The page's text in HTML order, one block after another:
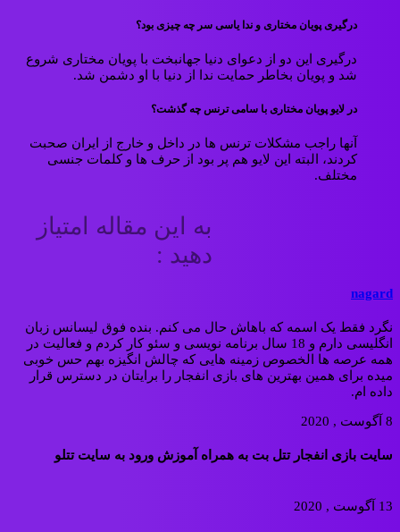
درگیری پویان مختاری و ندا یاسی سر چه چیزی بود؟
درگیری این دو از دعوای دنیا جهانبخت با پویان مختاری شروع
شد و پویان بخاطر حمایت ندا از دنیا با او دشمن شد.
در لایو پویان مختاری با سامی ترنس چه گذشت؟
آنها راجب مشکلات ترنس ها در داخل و خارج از ایران صحبت
کردند، البته این لایو هم پر بود از حرف ها و کلمات جنسی
مختلف.
به این مقاله امتیاز
دهید :
nagard
نگرد فقط یک اسمه که باهاش حال می کنم. بنده فوق لیسانس زبان
انگلیسی دارم و 18 سال برنامه نویسی و سئو کار کردم و فعالیت در
همه عرصه ها الخصوص زمینه هایی که چالش انگیزه بهم حس خوبی
میده برای همین بهترین های بازی انفجار را برایتان در دسترس قرار
داده ام.
8 آگوست , 2020
سایت بازی انفجار تتل بت به همراه آموزش ورود به سایت تتلو
13 آگوست , 2020